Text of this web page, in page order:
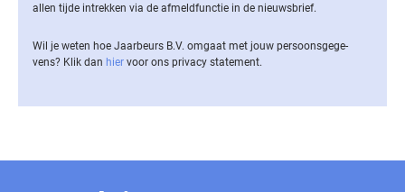
allen tijde intrekken via de af­meld­func­tie in de nieuwsbrief.
Wil je weten hoe Jaarbeurs B.V. omgaat met jouw per­soons­ge­ge­
vens? Klik dan hier voor ons privacy statement.